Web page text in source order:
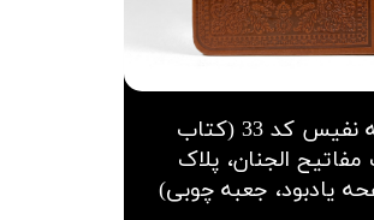
مجموعه نفیس کد 33 (کتاب
الجنان، پلاک
یادبود، جعبه چوبی)